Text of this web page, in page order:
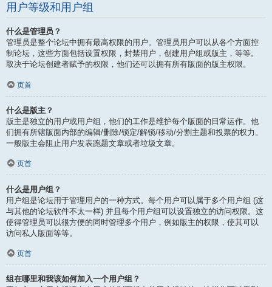
用户等级和用户组
什么是管理员？
管理员是整个论坛中拥有最高权限的用户。管理员用户可以从各个方面控
制论坛，这些方面包括设置权限，封禁用户，创建用户组或版主，等等。
取决于论坛创建者赋予的权限，他们还可以拥有所有版面的版主权限。
页首
什么是版主？
版主是独立的用户或用户组，他们的工作是维护每个版面的日常运作。他
们拥有所辖版面内部的编辑/删除/锁定/解锁/移动/分割主题和投票的权力。
一般版主会阻止用户发表跑题文章或者垃圾文章。
页首
什么是用户组？
用户组是论坛用于管理用户的一种方式。每个用户可以属于多个用户组 (这
与其他的论坛软件不太一样) 并且每个用户组可以设置独立的访问权限。这
使得管理员可以很方便的同时管理多个用户，例如版主的权限，使其可以
访问私人版面等等。
页首
组在哪里和我该如何加入一个用户组？